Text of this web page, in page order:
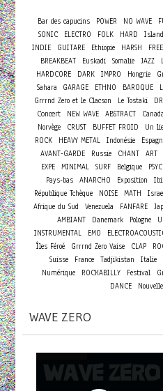
Bar des capucins POWER NO WAVE
SONIC
ELECTRO FOLK HARD
INDIE
GUITARE Ethiopie HARSH FREE
BREAKBEAT
Euskadi Somalie JAZZ
HARDCORE
DARK IMPRO Hongrie
Sahara
GARAGE ETHNO BAROQUE
Grrrnd Zero et le Clacson
Le Tostaki
Concert NEW WAVE ABSTRACT Canada
Norvège
CRUST BUFFET FROID Un
ROCK
HEAVY METAL Indonésie
AVANT-GARDE
Russie CHANT ART
EXPE
MINIMAL SURF Belgique
Pays-bas ANARCHO Exposition
République Tchèque
NOISE MATH
Afrique du Sud
Venezuela FANFARE
AMBIANT
Danemark Pologne
INSTRUMENTAL
EMO
Îles Féroé
Grrrnd Zero Vaise CLAP
Suisse
France Tadjikistan Italie
Numérique
ROCKABILLY Festival
DANCE
WAVE ZERO